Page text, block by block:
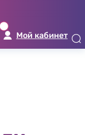
Мой кабинет